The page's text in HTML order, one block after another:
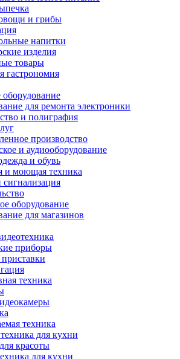
и грибы
напитки
изделия
товары
гастрономия
для ремонта электроники
и полиграфия
производство
и аудиооборудование
и обувь
и моющая техника
оборудование
для магазинов
приборы
техника
техника
для кухни
красоты
для кухни